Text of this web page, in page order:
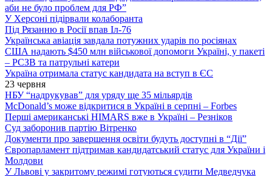
аби не було проблем для РФ”
У Херсоні підірвали колаборанта
Під Рязанню в Росії впав Іл-76
Українська авіація завдала потужних ударів по росіянах
США надають $450 млн військової допомоги Україні, у пакеті
– РСЗВ та патрульні катери
Україна отримала статус кандидата на вступ в ЄС
23 червня
НБУ “надрукував” для уряду ще 35 мільярдів
McDonald’s може відкритися в Україні в серпні – Forbes
Перші американські HIMARS вже в Україні – Резніков
Суд заборонив партію Вітренко
Документи про завершення освіти будуть доступні в “Дії”
Європарламент підтримав кандидатський статус для України і
Молдови
У Львові у закритому режимі готуються судити Медведчука